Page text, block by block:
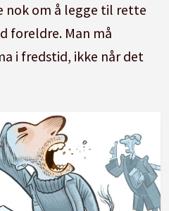
nok om å legge til rette
foreldre. Man må
i fredstid, ikke når det